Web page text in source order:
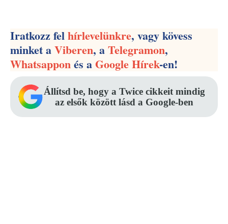
Iratkozz felhírlevelünkre, vagy kövess
minket aViberen, aTelegramon,
Whatsapponés aGoogle Hírek-en!
Állítsd be, hogy a Twice cikkeit mindig
az elsők között lásd a Google-ben